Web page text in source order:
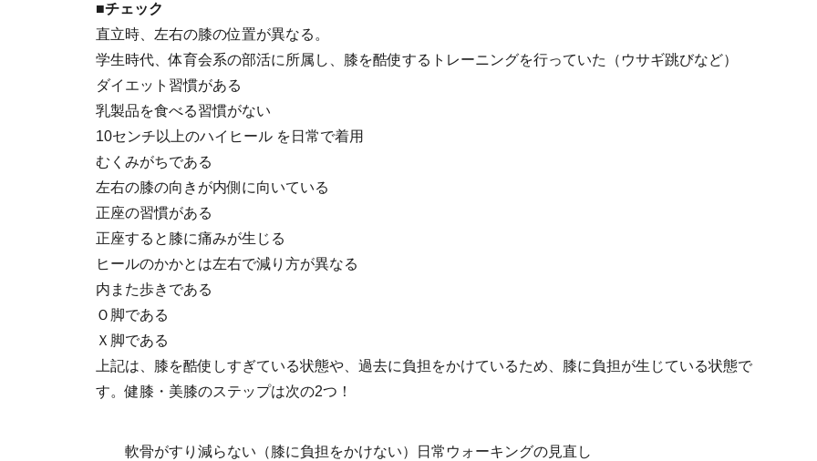
■チェック
直立時、左右の膝の位置が異なる。
学生時代、体育会系の部活に所属し、膝を酷使するトレーニングを行っていた（ウサギ跳びなど）
ダイエット習慣がある
乳製品を食べる習慣がない
10センチ以上のハイヒール を日常で着用
むくみがちである
左右の膝の向きが内側に向いている
正座の習慣がある
正座すると膝に痛みが生じる
ヒールのかかとは左右で減り方が異なる
内また歩きである
Ｏ脚である
Ｘ脚である
上記は、膝を酷使しすぎている状態や、過去に負担をかけているため、膝に負担が生じている状態で
す。健膝・美膝のステップは次の2つ！
軟骨がすり減らない（膝に負担をかけない）日常ウォーキングの見直し